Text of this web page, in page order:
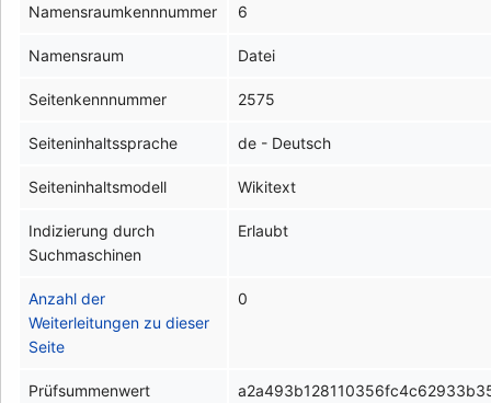
Namensraumkennnummer 6
Namensraum Datei
Seitenkennnummer 2575
Seiteninhaltssprache de - Deutsch
Seiteninhaltsmodell Wikitext
Indizierung durch
Suchmaschinen
Erlaubt
Anzahl der
Weiterleitungen zu dieser
Seite
0
Prüfsummenwert